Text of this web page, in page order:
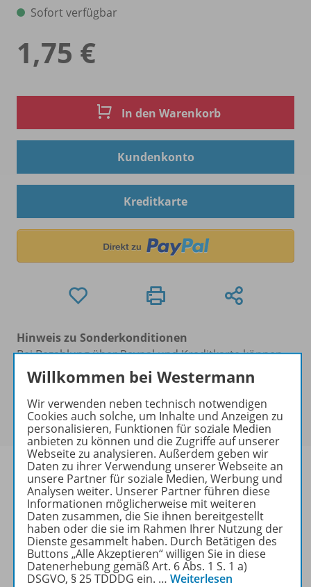
Sofort verfügbar
1,75 €
In den Warenkorb
Kundenkonto
Kreditkarte
Hinweis zu Sonderkonditionen
Bei Bezahlung über Paypal und Kreditkarte können
keine Sonderkonditionen gewährt werden.
Sie haben ein passendes Spar-Paket ?
Um den für Sie gültigen Preis zu sehen,melden Sie
sich bitte an.
Informationen
Weitere Inhalte der Ausgabe
Willkommen bei Westermann
Wir verwenden neben technisch notwendigen
Cookies auch solche, um Inhalte und Anzeigen zu
personalisieren, Funktionen für soziale Medien
anbieten zu können und die Zugriffe auf unserer
Webseite zu analysieren. Außerdem geben wir
Daten zu ihrer Verwendung unserer Webseite an
unsere Partner für soziale Medien, Werbung und
Analysen weiter. Unserer Partner führen diese
Informationen möglicherweise mit weiteren
Daten zusammen, die Sie ihnen bereitgestellt
haben oder die sie im Rahmen Ihrer Nutzung der
Dienste gesammelt haben. Durch Betätigen des
Buttons „Alle Akzeptieren“ willigen Sie in diese
Datenerhebung gemäß Art. 6 Abs. 1 S. 1 a)
DSGVO, § 25 TDDDG ein. … Weiterlesen